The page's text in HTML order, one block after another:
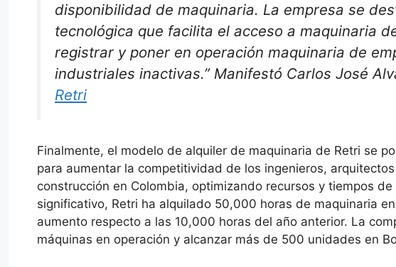
disponibilidad de maquinaria. La empresa se
tecnológica que facilita el acceso a maquinaria
registrar y poner en operación maquinaria de
industriales inactivas.”Manifestó Carlos José
Retri
Finalmente, el modelo de alquiler de maquinaria de Retri se
para aumentar la competitividad de los ingenieros,
construcción en Colombia, optimizando recursos y tiempos
significativo, Retri ha alquilado 50,000 horas de maquinaria
aumento respecto a las 10,000 horas del año anterior. La
máquinas en operación y alcanzar más de 500 unidades en